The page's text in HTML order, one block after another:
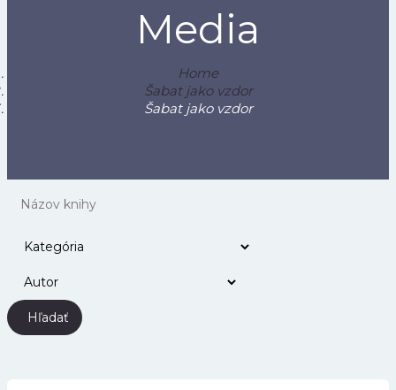
Media
Home
Šabat jako vzdor
Šabat jako vzdor
Hľadať